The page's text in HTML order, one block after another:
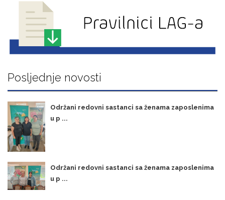
Posljednje novosti
Održani redovni sastanci sa ženama zaposlenima
u p ...
Održani redovni sastanci sa ženama zaposlenima
u p ...